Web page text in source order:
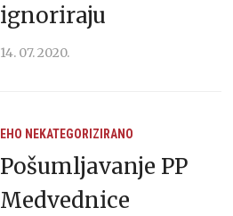
ignoriraju
14. 07. 2020.
EHO NEKATEGORIZIRANO
Pošumljavanje PP
Medvednice